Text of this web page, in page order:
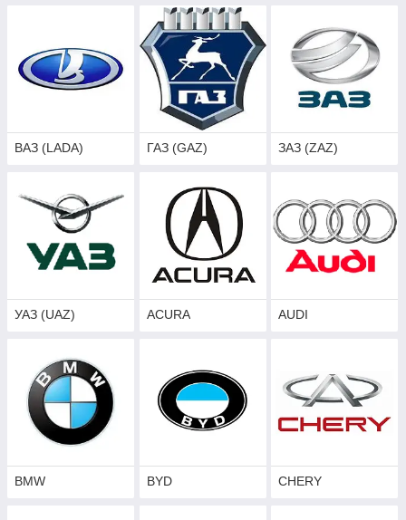
необходимости часто заниматься реставрацией капота и
лобового стекла. В свою очередь Вы можете легко и быстро
купить дефлектор капота для своего автомобиля на
странице нашего интернет магазинаUa Tuning .
ВАЗ (LADA) ГАЗ (GAZ) ЗАЗ (ZAZ)
УАЗ (UAZ) ACURA AUDI
BMW BYD CHERY